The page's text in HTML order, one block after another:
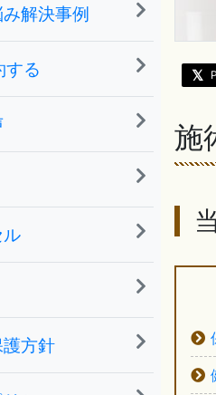
施
解決事例
する
方針